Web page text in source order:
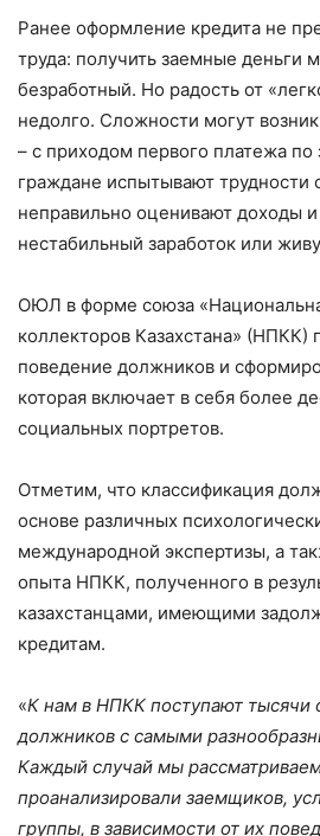
Ранее оформление кредита не
труда: получить заемные деньги
безработный. Но радость от
недолго. Сложности могут
– с приходом первого платежа по
граждане испытывают трудности
неправильно оценивают доходы
нестабильный заработок или
ОЮЛ в форме союза
коллекторов Казахстана» (НПКК)
поведение должников и
которая включает в себя более
социальных портретов.
Отметим, что классификация
основе различных
международной экспертизы, а
опыта НПКК, полученного в
казахстанцами, имеющими
кредитам.
«К нам в НПКК поступают тысячи
должников с самыми
Каждый случай мы
проанализировали заемщиков,
группы, в зависимости от их